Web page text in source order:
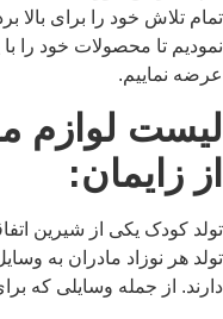
تمام تلاش خود را برای
نمودیم تا محصولات خود را
عرضه نماییم.
لیست لوازم
از زایمان:
تولد کودک یکی از شیرین
تولد هر نوزاد مادران به
دارند. از جمله وسایلی که